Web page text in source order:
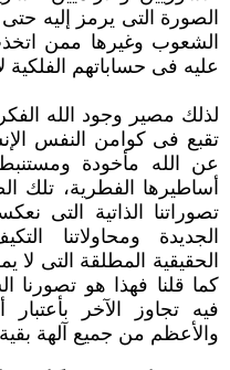
‏الصورة التى يرمز إليه
الشعوب وغيرها ممن
عليه فى حساباتهم ‏الفلكية
لذلك مصير وجود الله
تقبع فى كوامن النفس
عن الله مأخودة
أساطيرها الفطرية، تلك
تصوراتنا الذاتية التى
الجديدة ومحاولاتنا
الحقيقية المطلقة التى لا
كما قلنا فهذا هو
فيه تجاوز الآخر بأعتبار
والأعظم من جميع آلهة بقية